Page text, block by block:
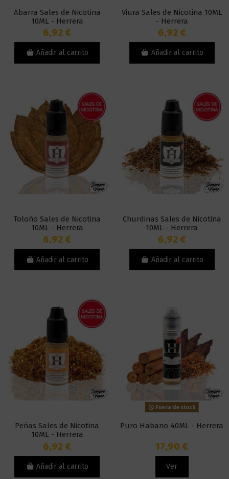
Abarra Sales de Nicotina
10ML - Herrera
6,92 €
Añadir al carrito
Viura Sales de Nicotina 10ML
- Herrera
6,92 €
Añadir al carrito
Toloño Sales de Nicotina
10ML - Herrera
6,92 €
Añadir al carrito
Churdinas Sales de Nicotina
10ML - Herrera
6,92 €
Añadir al carrito
Peñas Sales de Nicotina
10ML - Herrera
6,92 €
Añadir al carrito
Fuera de stock
Puro Habano 40ML - Herrera
17,90 €
Ver